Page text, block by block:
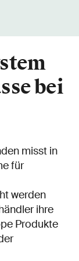
bei
misst in
für
werden
ihre
Produkte